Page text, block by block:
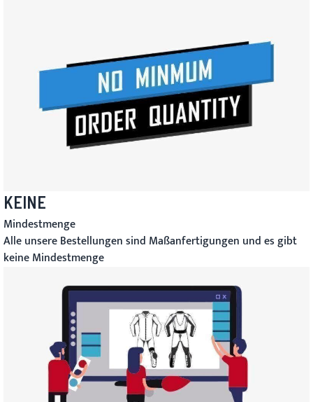
KEINE
Mindestmenge
Alle unsere Bestellungen sind Maßanfertigungen und es gibt
keine Mindestmenge